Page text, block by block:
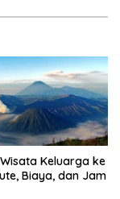
Keluarga ke
Biaya, dan Jam